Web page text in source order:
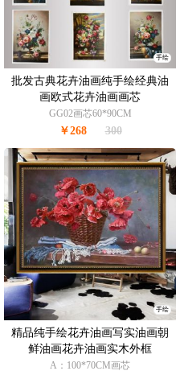
手绘
批发古典花卉油画纯手绘经典油
画欧式花卉油画画芯
GG02画芯60*90CM
￥268 300
手绘
精品纯手绘花卉油画写实油画朝
鲜油画花卉油画实木外框
A：100*70CM画芯